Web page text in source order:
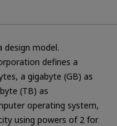
design model.
defines a
a gigabyte (GB) as
(TB) as
operating system,
using powers of 2 for